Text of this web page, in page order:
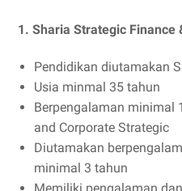
1. Sharia Strategic Finance
Pendidikan diutamakan
Usia minmal 35 tahun
Berpengalaman minimal
and Corporate Strategic
Diutamakan
minimal 3 tahun